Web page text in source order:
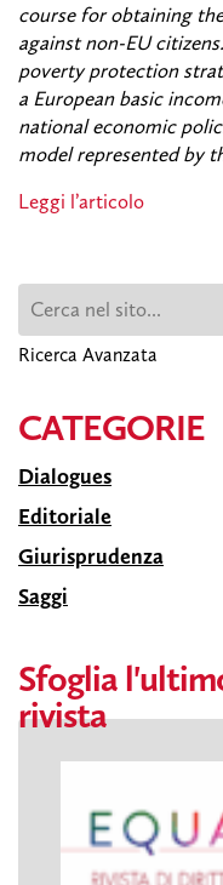
Ricerca Avanzata
CATEGORIE
Dialogues
Editoriale
Giurisprudenza
Saggi
Sfoglia
rivista
course for obtaining
against non-EU
poverty protection
a European basic
national economic
model represented by
Leggi l’articolo